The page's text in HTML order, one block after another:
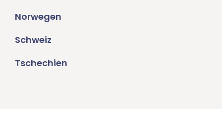
Norwegen
Schweiz
Tschechien